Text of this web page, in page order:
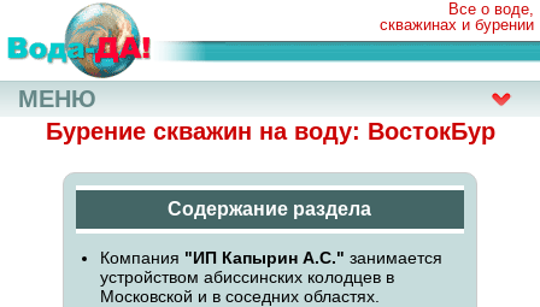
Все о воде,
скважинах и бурении
Бурение скважин на воду: ВостокБур
Содержание раздела
Компания "ИП Капырин А.С." занимается
устройством абиссинских колодцев в
Московской и в соседних областях.
МЕНЮ